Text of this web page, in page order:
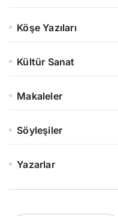
Köşe Yazıları
Kültür Sanat
Makaleler
Söyleşiler
Yazarlar